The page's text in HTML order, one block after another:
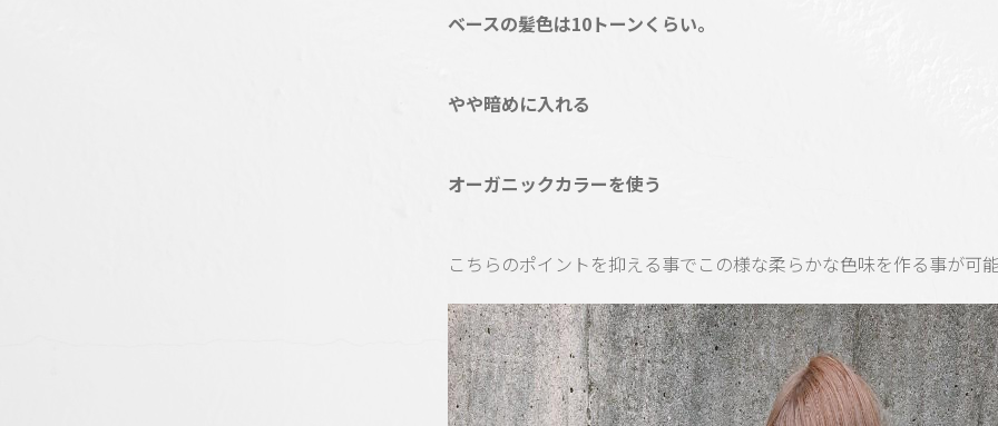
ベースの髪色は10トーンくらい。
やや暗めに入れる
オーガニックカラーを使う
こちらのポイントを抑える事でこの様な柔らかな色味を作る事が可